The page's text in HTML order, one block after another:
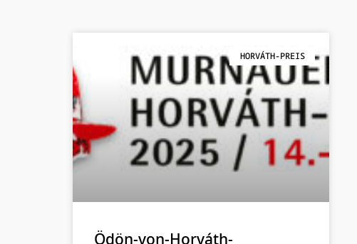
HORVÁTH-PREIS
Ödön-von-Horváth-